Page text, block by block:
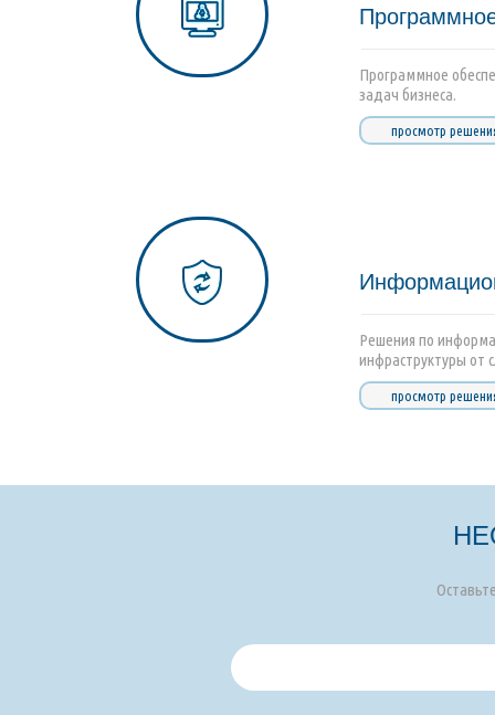
Программное
задач бизнеса.
просмотр
Решения по
инфраструктуры от
просмотр